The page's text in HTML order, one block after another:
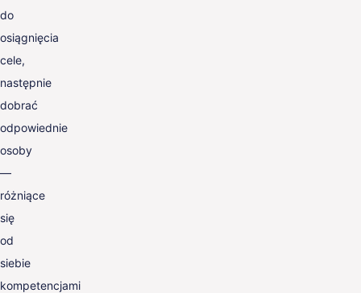
do
osiągnięcia
cele,
następnie
dobrać
odpowiednie
osoby
—
różniące
się
od
siebie
kompetencjami